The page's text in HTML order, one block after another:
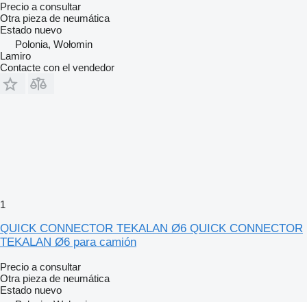
Precio a consultar
Otra pieza de neumática
Estado nuevo
Polonia, Wołomin
Lamiro
Contacte con el vendedor
1
QUICK CONNECTOR TEKALAN Ø6 QUICK CONNECTOR
TEKALAN Ø6 para camión
Precio a consultar
Otra pieza de neumática
Estado nuevo